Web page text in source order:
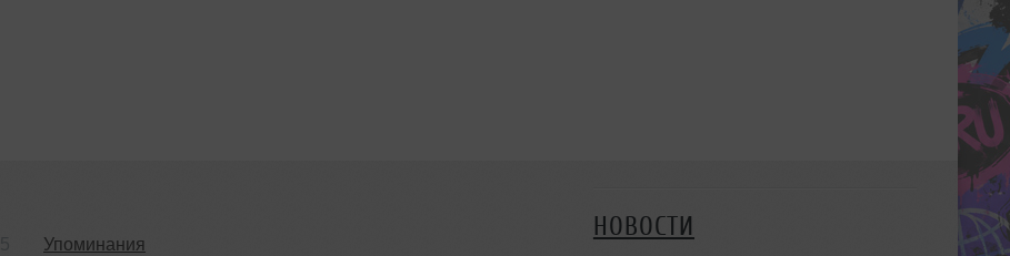
Упоминания
НОВОСТИ